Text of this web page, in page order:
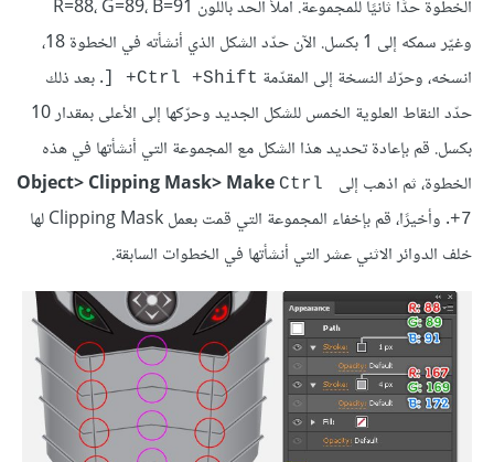
الخطوة حدًّا ثانيًا للمجموعة. املأ الحد باللون R=88، G=89، B=91
وغيّر سمكه إلى 1 بكسل. الآن حدّد الشكل الذي أنشأته في الخطوة 18،
انسخه، وحرّك النسخة إلى المقدّمة Ctrl +Shift+ [
. بعد ذلك
حدّد النقاط العلوية الخمس للشكل الجديد وحرّكها إلى الأعلى بمقدار 10
بكسل. قم بإعادة تحديد هذا الشكل مع المجموعة التي أنشأتها في هذه
الخطوة، ثم اذهب إلى
Object> Clipping Mask> Make Ctrl
+7
. وأخيرًا، قم بإخفاء المجموعة التي قمت بعمل Clipping Mask لها
خلف الدوائر الاثني عشر التي أنشأتها في الخطوات السابقة.